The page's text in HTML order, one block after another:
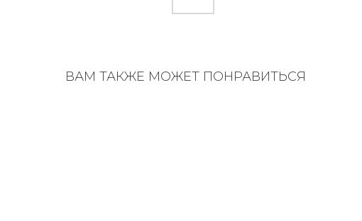
ВАМ ТАКЖЕ МОЖЕТ ПОНРАВИТЬСЯ